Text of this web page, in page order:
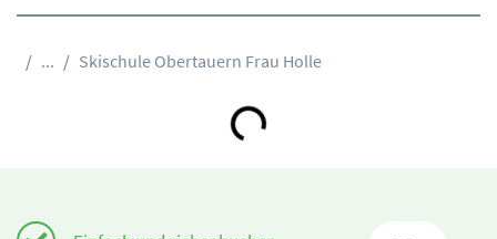
... Skischule Obertauern Frau Holle
Loading...